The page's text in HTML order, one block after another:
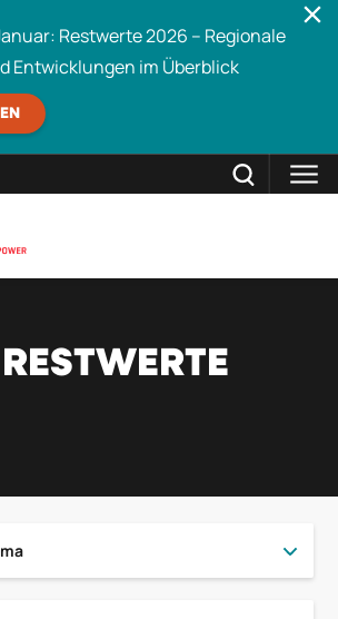
Restwerte 2026 – Regionale
Entwicklungen im Überblick
RESTWERTE